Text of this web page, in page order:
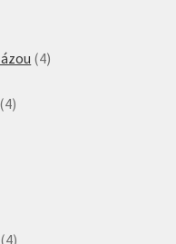
44
44
44